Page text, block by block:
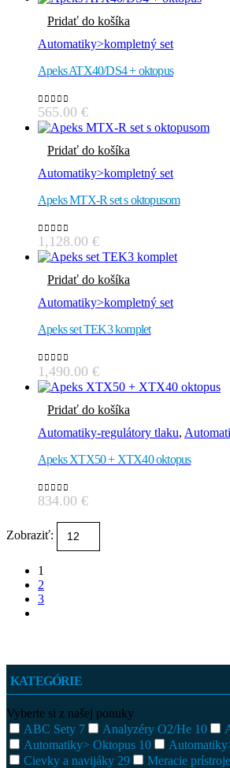
Pridať do košíka
Automatiky>kompletný set
Apeks ATX40/DS4 + oktopus
0out of 5
565.00 €
Pridať do košíka
Automatiky>kompletný set
Apeks MTX-R set s oktopusom
0 out of 5
1,128.00 €
Pridať do košíka
Automatiky>kompletný set
Apeks set TEK3 komplet
0 out of 5
1,490.00 €
Pridať do košíka
Automatiky-regulátory tlaku,
Apeks XTX50 + XTX40 oktopus
0out of 5
834.00 €
Zobraziť:
1
2
3
KATEGÓRIE
Vyberte si z našej ponuky
ABC Sety 7 Analyzéry O2/He 10
Automatiky> Oktopus 10
Cievky a navijáky 29 Meracie prístroje